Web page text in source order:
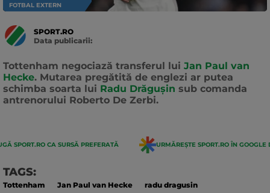
FOTBAL EXTERN
SPORT.RO
Data publicarii:
Tottenham negociază transferul lui Jan Paul van
Hecke. Mutarea pregătită de englezi ar putea
schimba soarta lui Radu Drăgușin sub comanda
antrenorului Roberto De Zerbi.
SPORT.RO CA SURSĂ PREFERATĂ URMĂREȘTE SPORT.RO ÎN GOOGLE
TAGS:
Tottenham Jan Paul van Hecke radu dragusin